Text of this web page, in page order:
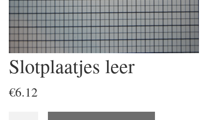
Slotplaatjes leer
€6.12